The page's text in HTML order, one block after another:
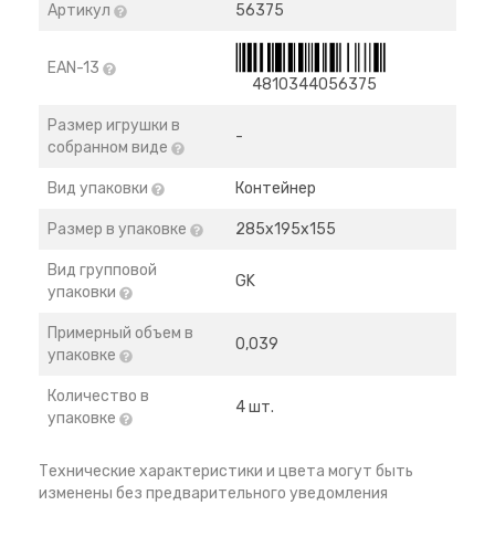
Артикул 56375
EAN-13
4810344056375
Размер игрушки в
собранном виде
-
Вид упаковки Контейнер
Размер в упаковке 285х195х155
Вид групповой
упаковки
GK
Примерный объем в
упаковке
0,039
Количество в
упаковке
4 шт.
Технические характеристики и цвета могут быть
изменены без предварительного уведомления